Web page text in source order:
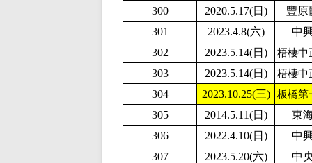
300
2020.5.17(日)
豐原
301
2023.4.8(六)
中
302
2023.5.14(日) 梧棲中
303 2023.5.14(日) 梧棲中
304 2023.10.25(三) 板橋第
305 2014.5.11(日)
東
306
2022.4.10(日)
中
307
2023.5.20(六)
中